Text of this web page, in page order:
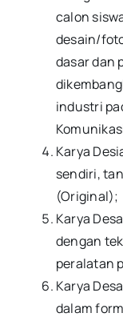
calon
desain/
dasar dan
industri
Karya
sendiri,
(Original);
Karya
dengan
peralatan
Karya
dalam